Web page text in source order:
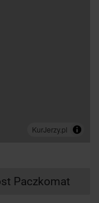
Paczkomat